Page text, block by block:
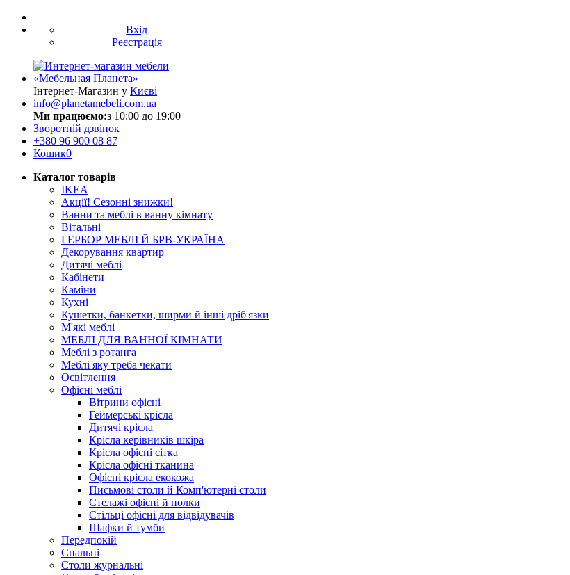
Вхід
Реєстрація
Інтернет-Магазин у Києві
info@planetamebeli.com.ua
Ми працюємо:з 10:00 до 19:00
Зворотній дзвінок
+380 96 900 08 87
Кошик0
Каталог товарів
IKEA
Акції! Сезонні знижки!
Ванни та меблі в ванну кімнату
Вітальні
ГЕРБОР МЕБЛІ Й БРВ-УКРАЇНА
Декорування квартир
Дитячі меблі
Кабінети
Каміни
Кухні
Кушетки, банкетки, ширми й інші дріб'язки
М'які меблі
МЕБЛІ ДЛЯ ВАННОЇ КІМНАТИ
Меблі з ротанга
Меблі яку треба чекати
Освітлення
Офісні меблі
Вітрини офісні
Геймерські крісла
Дитячі крісла
Крісла керівників шкіра
Крісла офісні сітка
Крісла офісні тканина
Офісні крісла екокожа
Письмові столи й Комп'ютерні столи
Стелажі офісні й полки
Стільці офісні для відвідувачів
Шафки й тумби
Передпокій
Спальні
Столи журнальні